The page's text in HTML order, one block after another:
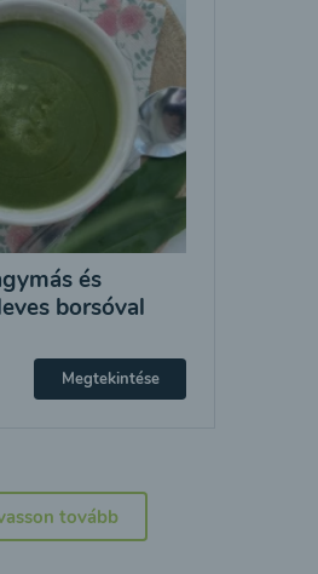
és
borsóval
Megtekintése
tovább